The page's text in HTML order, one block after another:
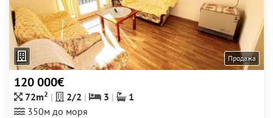
Продажа
120 000€
72m2 2/2 3
1
350м до моря